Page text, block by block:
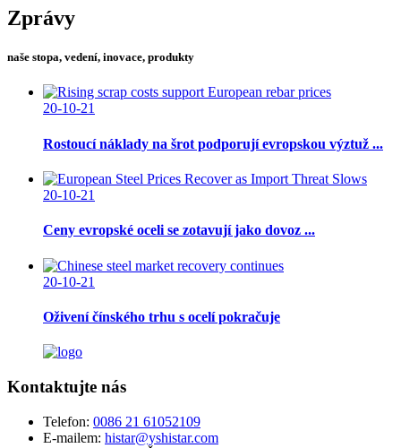
Zprávy
naše stopa, vedení, inovace, produkty
20-10-21
Rostoucí náklady na šrot podporují evropskou výztuž ...
20-10-21
Ceny evropské oceli se zotavují jako dovoz ...
20-10-21
Oživení čínského trhu s ocelí pokračuje
Kontaktujte nás
Telefon: 0086 21 61052109
E-mailem: histar@yshistar.com